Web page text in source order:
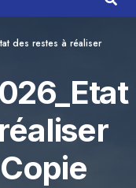
des restes à réaliser